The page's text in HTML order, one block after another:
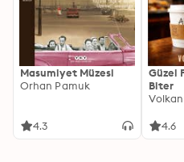
Masumiyet Müzesi
Orhan Pamuk
4.3
Güzel
Biter
4.6